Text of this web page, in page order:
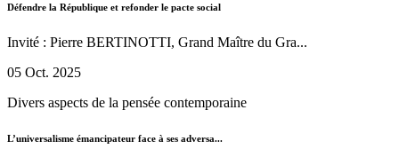
Défendre la République et refonder le pacte social
Invité : Pierre BERTINOTTI, Grand Maître du Gra...
05 Oct. 2025
Divers aspects de la pensée contemporaine
L’universalisme émancipateur face à ses adversa...